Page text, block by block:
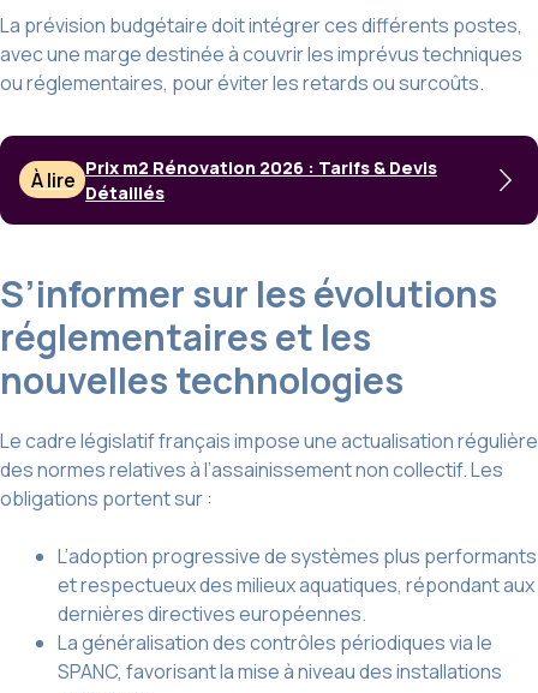
La prévision budgétaire doit intégrer ces différents postes,
avec une marge destinée à couvrir les imprévus techniques
ou réglementaires, pour éviter les retards ou surcoûts.
À lire Prix m2 Rénovation 2026 : Tarifs & Devis
Détaillés
S’informer sur les évolutions
réglementaires et les
nouvelles technologies
Le cadre législatif français impose une actualisation régulière
des normes relatives à l’assainissement non collectif. Les
obligations portent sur :
L’adoption progressive de systèmes plus performants
et respectueux des milieux aquatiques, répondant aux
dernières directives européennes.
La généralisation des contrôles périodiques via le
SPANC, favorisant la mise à niveau des installations